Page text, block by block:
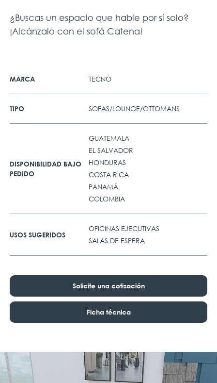
¿Buscas un espacio que hable por sí solo?
¡Alcánzalo con el sofá Catena!
MARCA TECNO
TIPO SOFAS/LOUNGE/OTTOMANS
DISPONIBILIDAD BAJO
PEDIDO
GUATEMALA
EL SALVADOR
HONDURAS
COSTA RICA
PANAMÁ
COLOMBIA
USOS SUGERIDOS
OFICINAS EJECUTIVAS
SALAS DE ESPERA
Solicite una cotización
Ficha técnica